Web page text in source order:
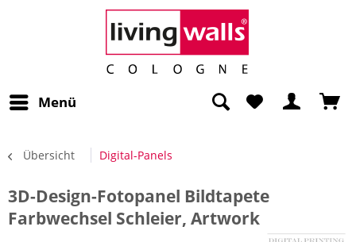
Menü
Übersicht Digital-Panels
3D-Design-Fotopanel Bildtapete
Farbwechsel Schleier, Artwork